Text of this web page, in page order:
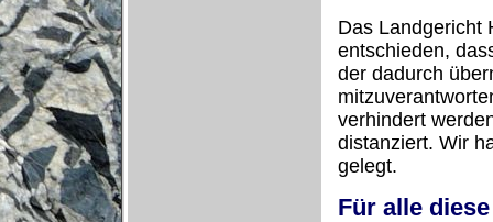
Das Landgericht
entschieden,
der dadurch
verhindert
distanziert. Wir
gelegt.
Für alle